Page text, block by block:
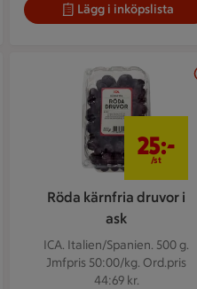
Lägg i inköpslista
Röda kärnfria druvor i
ask
ICA. Italien/Spanien. 500 g.
Jmfpris 50:00/kg. Ord.pris
44:69 kr.
25:-
/st